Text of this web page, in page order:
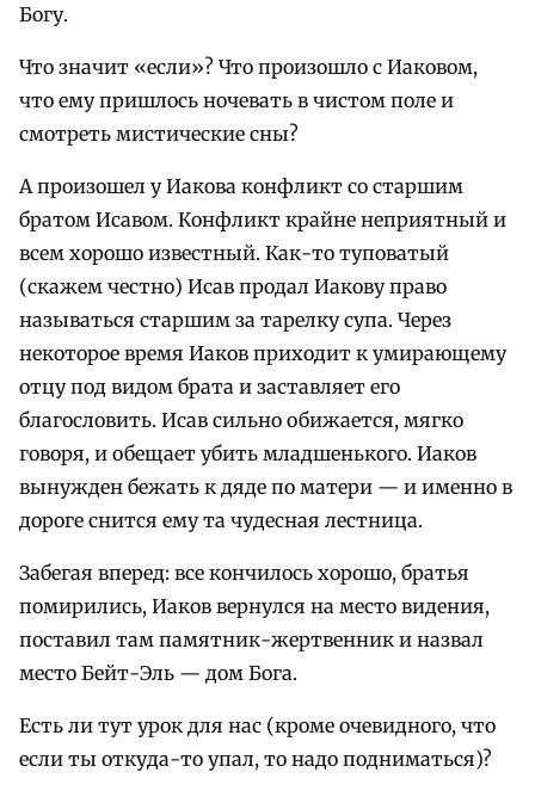
Богу.
Что значит «если»? Что произошло с Иаковом,
что ему пришлось ночевать в чистом поле и
смотреть мистические сны?
А произошел у Иакова конфликт со старшим
братом Исавом. Конфликт крайне неприятный и
всем хорошо известный. Как-то туповатый
(скажем честно) Исав продал Иакову право
называться старшим за тарелку супа. Через
некоторое время Иаков приходит к умирающему
отцу под видом брата и заставляет его
благословить. Исав сильно обижается, мягко
говоря, и обещает убить младшенького. Иаков
вынужден бежать к дяде по матери — и именно в
дороге снится ему та чудесная лестница.
Забегая вперед: все кончилось хорошо, братья
помирились, Иаков вернулся на место видения,
поставил там памятник-жертвенник и назвал
место Бейт-Эль — дом Бога.
Есть ли тут урок для нас (кроме очевидного, что
если ты откуда-то упал, то надо подниматься)?